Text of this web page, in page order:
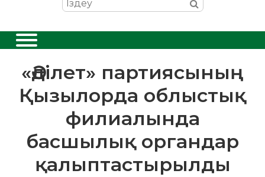
«Әділет» партиясының
Қызылорда облыстық
филиалында
басшылық органдар
қалыптастырылды